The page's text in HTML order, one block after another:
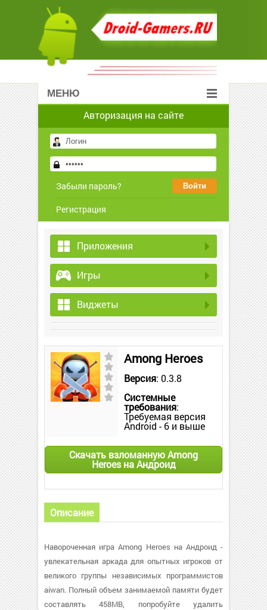
МЕНЮ
Авторизация на сайте
Забыли пароль?
Регистрация
Приложения
Игры
Виджеты
Among Heroes
Версия: 0.3.8
Системные
требования:
Требуемая версия
Android - 6 и выше
Скачать взломанную Among
Heroes на Андроид
Описание
Навороченная игра Among Heroes на Андроид -
увлекательная аркада для опытных игроков от
великого группы независимых программистов
aiwan. Полный объем занимаемой памяти будет
составлять 458MB, попробуйте удалить